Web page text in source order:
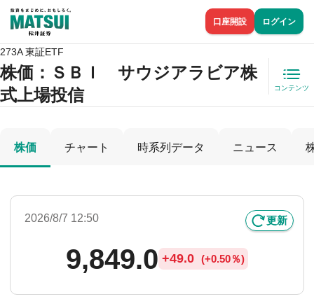
口座開設 ログイン
273A 東証ETF
株価 ：ＳＢＩ サウジアラビア株
式上場投信
コンテンツ
株価 チャート 時系列データ ニュース
2026/8/7 12:50 更新
9,849.0 +49.0 (+0.50％)